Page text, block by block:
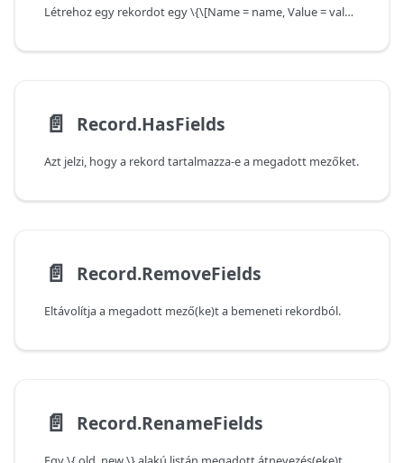
Létrehoz egy rekordot egy \{\[Name = name, Value = value\]\} alakú táblából.
📄️ Record.HasFields
Azt jelzi, hogy a rekord tartalmazza-e a megadott mezőket.
📄️ Record.RemoveFields
Eltávolítja a megadott mező(ke)t a bemeneti rekordból.
📄️ Record.RenameFields